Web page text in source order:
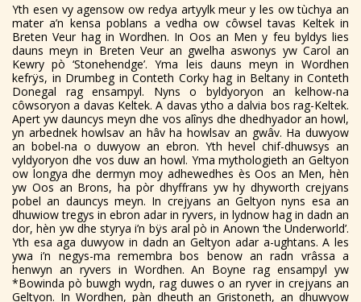
Yth esen vy agensow ow redya artyylk meur y les ow tùchya an
mater a’n kensa poblans a vedha ow côwsel tavas Keltek in
Breten Veur hag in Wordhen. In Oos an Men y feu byldys lies
dauns meyn in Breten Veur an gwelha aswonys yw Carol an
Kewry pò ‘Stonehendge’. Yma leis dauns meyn in Wordhen
kefrÿs, in Drumbeg in Conteth Corky hag in Beltany in Conteth
Donegal rag ensampyl. Nyns o byldyoryon an kelhow-na
côwsoryon a davas Keltek. A davas ytho a dalvia bos rag-Keltek.
Apert yw dauncys meyn dhe vos alînys dhe dhedhyador an howl,
yn arbednek howlsav an hâv ha howlsav an gwâv. Ha duwyow
an bobel-na o duwyow an ebron. Yth hevel chif-dhuwsys an
vyldyoryon dhe vos duw an howl. Yma mythologieth an Geltyon
ow longya dhe dermyn moy adhewedhes ès Oos an Men, hèn
yw Oos an Brons, ha pòr dhyffrans yw hy dhyworth crejyans
pobel an dauncys meyn. In crejyans an Geltyon nyns esa an
dhuwiow tregys in ebron adar in ryvers, in lydnow hag in dadn an
dor, hèn yw dhe styrya i’n bÿs aral pò in Anown ‘the Underworld’.
Yth esa aga duwyow in dadn an Geltyon adar a-ughtans. A les
ywa i’n negys-ma remembra bos benow an radn vrâssa a
henwyn an ryvers in Wordhen. An Boyne rag ensampyl yw
*Bowinda pò buwgh wydn, rag duwes o an ryver in crejyans an
Geltyon. In Wordhen, pàn dheuth an Gristoneth, an dhuwyow